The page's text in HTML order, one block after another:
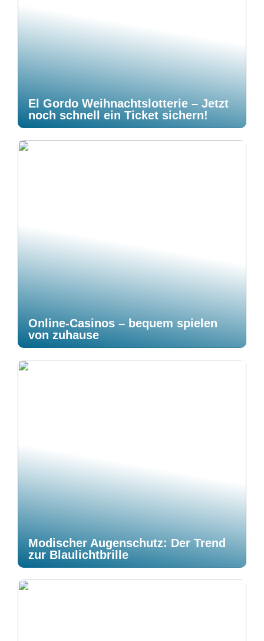
El Gordo Weihnachtslotterie – Jetzt
noch schnell ein Ticket sichern!
Online-Casinos – bequem spielen
von zuhause
Modischer Augenschutz: Der Trend
zur Blaulichtbrille